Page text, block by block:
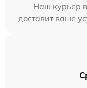
Наш курьер в
доставит ваше